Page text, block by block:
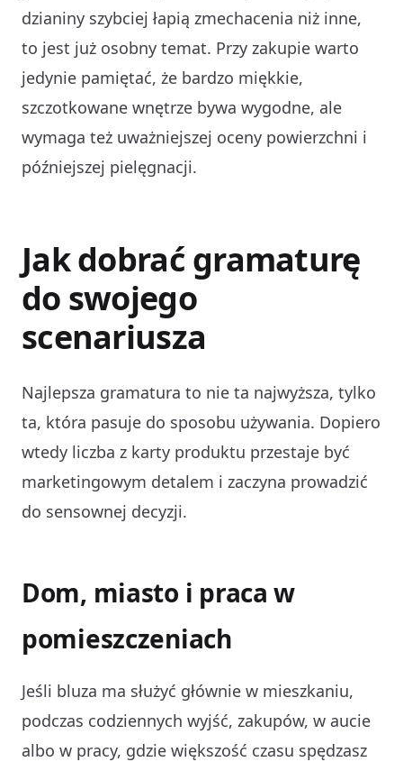
dzianiny szybciej łapią zmechacenia niż inne,
to jest już osobny temat. Przy zakupie warto
jedynie pamiętać, że bardzo miękkie,
szczotkowane wnętrze bywa wygodne, ale
wymaga też uważniejszej oceny powierzchni i
późniejszej pielęgnacji.
Jak dobrać gramaturę
do swojego
scenariusza
Najlepsza gramatura to nie ta najwyższa, tylko
ta, która pasuje do sposobu używania. Dopiero
wtedy liczba z karty produktu przestaje być
marketingowym detalem i zaczyna prowadzić
do sensownej decyzji.
Dom, miasto i praca w
pomieszczeniach
Jeśli bluza ma służyć głównie w mieszkaniu,
podczas codziennych wyjść, zakupów, w aucie
albo w pracy, gdzie większość czasu spędzasz